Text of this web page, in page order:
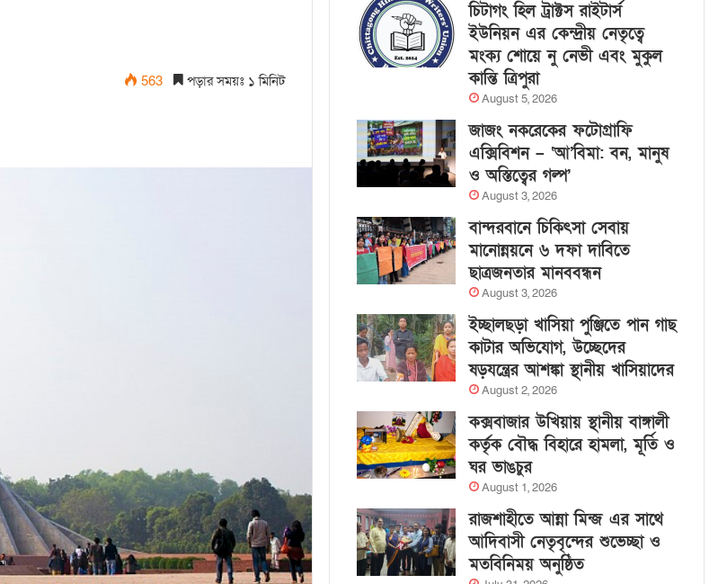
563 পড়ার সময়ঃ ১ মিনিট
চিটাগং হিল ট্রাক্টস রাইটার্স
ইউনিয়ন এর কেন্দ্রীয় নেতৃত্বে
মংক্য শোয়ে নু নেভী এবং মুকুল
কান্তি ত্রিপুরা
August 5, 2026
জাজং নকরেকের ফটোগ্রাফি
এক্সিবিশন – ‘আ’বিমা: বন, মানুষ
ও অস্তিত্বের গল্প’
August 3, 2026
বান্দরবানে চিকিৎসা সেবায়
মানোন্নয়নে ৬ দফা দাবিতে
ছাত্রজনতার মানববন্ধন
August 3, 2026
ইচ্ছালছড়া খাসিয়া পুঞ্জিতে পান গাছ
কাটার অভিযোগ, উচ্ছেদের
ষড়যন্ত্রের আশঙ্কা স্থানীয় খাসিয়াদের
August 2, 2026
কক্সবাজার উখিয়ায় স্থানীয় বাঙ্গালী
কর্তৃক বৌদ্ধ বিহারে হামলা, মূর্তি ও
ঘর ভাঙচুর
August 1, 2026
রাজশাহীতে আন্না মিন্জ এর সাথে
আদিবাসী নেতৃবৃন্দের শুভেচ্ছা ও
মতবিনিময় অনুষ্ঠিত